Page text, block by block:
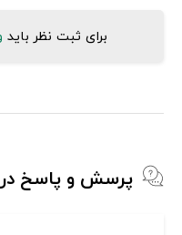
برای ثبت نظر باید
پرسش و پاسخ